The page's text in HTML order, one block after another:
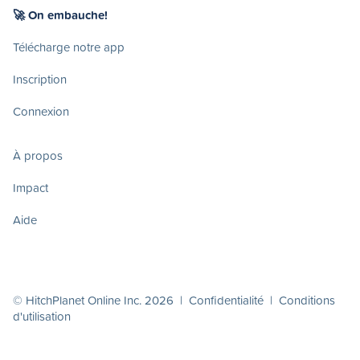
🚀 On embauche!
Télécharge notre app
Inscription
Connexion
À propos
Impact
Aide
© HitchPlanet Online Inc. 2026 | Confidentialité | Conditions
d'utilisation